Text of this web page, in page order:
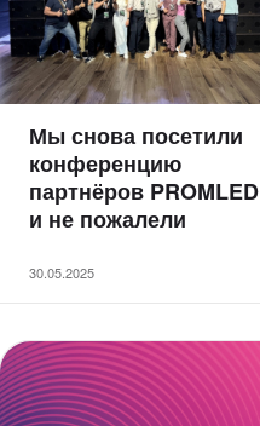
Мы снова посетили
конференцию
партнёров PROMLED
и не пожалели
30.05.2025